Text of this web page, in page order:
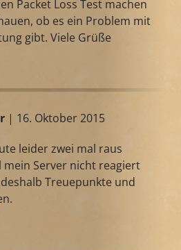
Packet Loss Test machen
ob es ein Problem mit
gibt. Viele Grüße
| 16. Oktober 2015
leider zwei mal raus
mein Server nicht reagiert
Treuepunkte und